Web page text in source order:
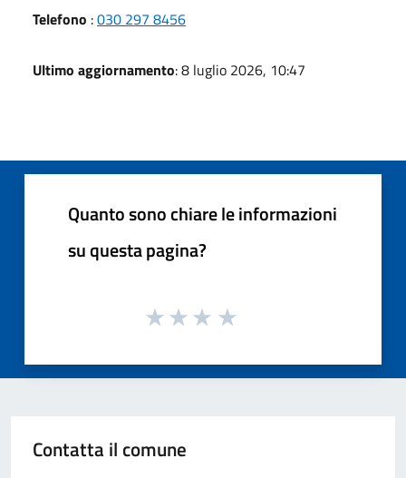
Telefono :030 297 8456
Ultimo aggiornamento: 8 luglio 2026, 10:47
Quanto sono chiare le informazioni
su questa pagina?
Contatta il comune